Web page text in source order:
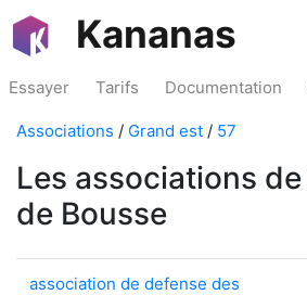
Kananas
Essayer Tarifs Documentation
Associations / Grand est / 57
Les associations
de Bousse
association de defense des